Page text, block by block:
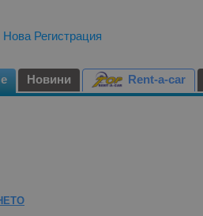
Нова Регистрация
Новини Rent-a-car